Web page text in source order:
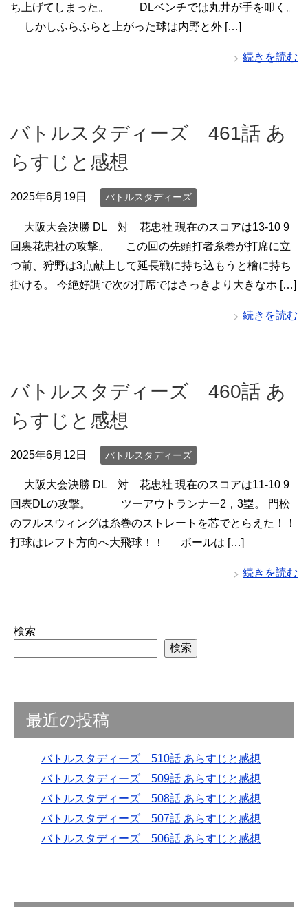
ち上げてしまった。 DLベンチでは丸井が手を叩く。
しかしふらふらと上がった球は内野と外 […]
続きを読む
バトルスタディーズ 461話 あ
らすじと感想
2025年6月19日 バトルスタディーズ
大阪大会決勝 DL 対 花忠社 現在のスコアは13-10 9
回裏花忠社の攻撃。 この回の先頭打者糸巻が打席に立
つ前、狩野は3点献上して延長戦に持ち込もうと檜に持ち
掛ける。 今絶好調で次の打席ではさっきより大きなホ […]
続きを読む
バトルスタディーズ 460話 あ
らすじと感想
2025年6月12日 バトルスタディーズ
大阪大会決勝 DL 対 花忠社 現在のスコアは11-10 9
回表DLの攻撃。 ツーアウトランナー2，3塁。 門松
のフルスウィングは糸巻のストレートを芯でとらえた！！
打球はレフト方向へ大飛球！！ ボールは […]
続きを読む
検索
検索
最近の投稿
バトルスタディーズ 510話 あらすじと感想
バトルスタディーズ 509話 あらすじと感想
バトルスタディーズ 508話 あらすじと感想
バトルスタディーズ 507話 あらすじと感想
バトルスタディーズ 506話 あらすじと感想